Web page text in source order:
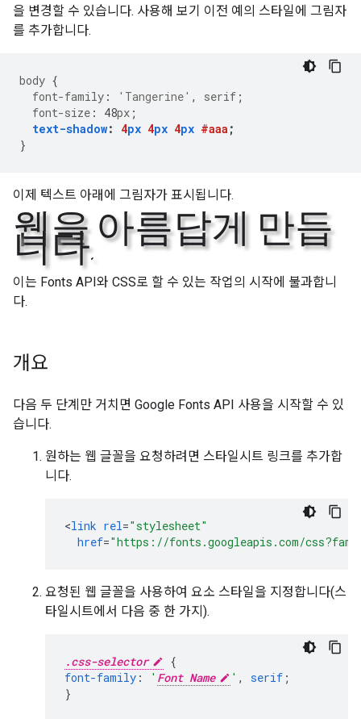
을 변경할 수 있습니다. 사용해 보기 이전 예의 스타일에 그림자
를 추가합니다.
body {
font-family : 'Tangerine' , serif ;
font-size : 48px ;
text-shadow: 4px 4px 4px #aaa ;
}
이제 텍스트 아래에 그림자가 표시됩니다.
웹을 아름답게 만듭
니다.
이는 Fonts API와 CSS로 할 수 있는 작업의 시작에 불과합니
다.
개요
다음 두 단계만 거치면 Google Fonts API 사용을 시작할 수 있
습니다.
원하는 웹 글꼴을 요청하려면 스타일시트 링크를 추가합
니다.
<link rel="stylesheet"
href="https://fonts.googleapis.com/
요청된 웹 글꼴을 사용하여 요소 스타일을 지정합니다(스
타일시트에서 다음 중 한 가지).
.css-selector
{
font-family : ' Font Name ' , serif ;
}